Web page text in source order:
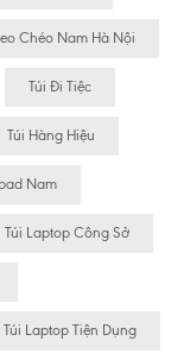
Chéo Nam Hà Nội
Túi Đi Tiệc
Túi Hàng Hiệu
Nam
Túi Laptop Công Sở
Túi Laptop Tiện Dụng